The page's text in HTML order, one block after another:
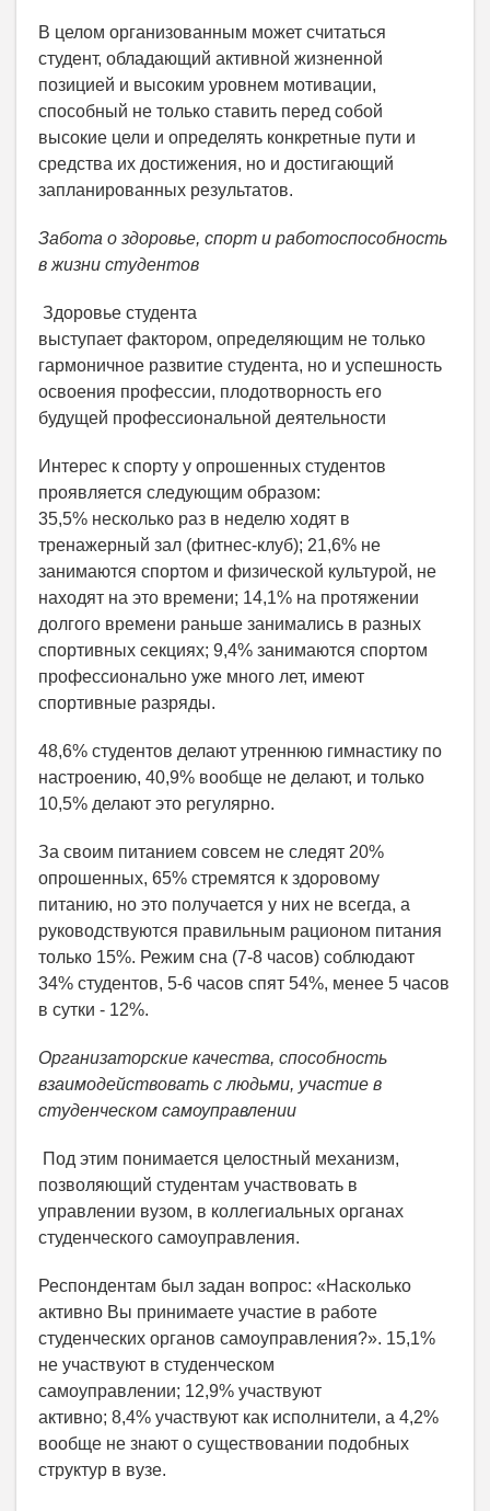
В целом организованным может считаться
студент, обладающий активной жизненной
позицией и высоким уровнем мотивации,
способный не только ставить перед собой
высокие цели и определять конкретные пути и
средства их достижения, но и достигающий
запланированных результатов.
Забота о здоровье, спорт и работоспособность
в жизни студентов
Здоровье студента
выступает фактором, определяющим не только
гармоничное развитие студента, но и успешность
освоения профессии, плодотворность его
будущей профессиональной деятельности
Интерес к спорту у опрошенных студентов
проявляется следующим образом:
35,5% несколько раз в неделю ходят в
тренажерный зал (фитнес-клуб); 21,6% не
занимаются спортом и физической культурой, не
находят на это времени; 14,1% на протяжении
долгого времени раньше занимались в разных
спортивных секциях; 9,4% занимаются спортом
профессионально уже много лет, имеют
спортивные разряды.
48,6% студентов делают утреннюю гимнастику по
настроению, 40,9% вообще не делают, и только
10,5% делают это регулярно.
За своим питанием совсем не следят 20%
опрошенных, 65% стремятся к здоровому
питанию, но это получается у них не всегда, а
руководствуются правильным рационом питания
только 15%. Режим сна (7-8 часов) соблюдают
34% студентов, 5-6 часов спят 54%, менее 5 часов
в сутки - 12%.
Организаторские качества, способность
взаимодействовать с людьми, участие в
студенческом самоуправлении
Под этим понимается целостный механизм,
позволяющий студентам участвовать в
управлении вузом, в коллегиальных органах
студенческого самоуправления.
Респондентам был задан вопрос: «Насколько
активно Вы принимаете участие в работе
студенческих органов самоуправления?». 15,1%
не участвуют в студенческом
самоуправлении; 12,9% участвуют
активно; 8,4% участвуют как исполнители, а 4,2%
вообще не знают о существовании подобных
структур в вузе.